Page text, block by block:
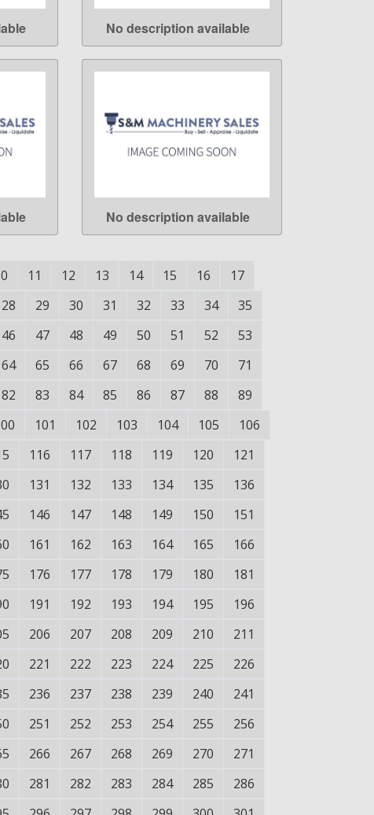
LEARN MORE
No description available
LEARN MORE
No description available
11 12 13 14 15 16
17
28 29 30 31 32 33 34
35
46 47 48 49 50 51 52
53
64 65 66 67 68 69 70
71
82 83 84 85 86 87 88
89
101 102 103 104 105
106
116 117 118 119 120
121
131 132 133 134 135
136
146 147 148 149 150
151
161 162 163 164 165
166
176 177 178 179 180
181
191 192 193 194 195
196
206 207 208 209 210
211
221 222 223 224 225
226
236 237 238 239 240
241
251 252 253 254 255
256
266 267 268 269 270
271
281 282 283 284 285
286